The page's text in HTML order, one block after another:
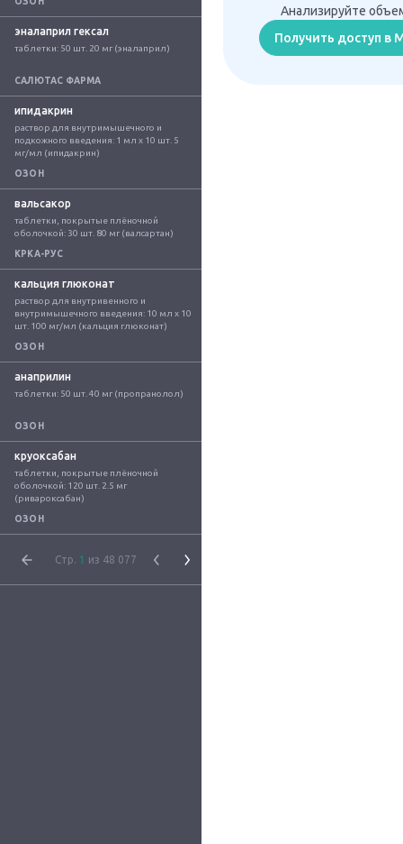
эналаприл гексал
таблетки: 50 шт. 20 мг (эналаприл)
САЛЮТАС ФАРМА
ипидакрин
раствор для внутримышечного и
подкожного введения: 1 мл x 10 шт. 5
мг/мл (ипидакрин)
ОЗОН
вальсакор
таблетки, покрытые плёночной
оболочкой: 30 шт. 80 мг (валсартан)
КРКА-РУС
кальция глюконат
раствор для внутривенного и
внутримышечного введения: 10 мл x 10
шт. 100 мг/мл (кальция глюконат)
ОЗОН
анаприлин
таблетки: 50 шт. 40 мг (пропранолол)
ОЗОН
круоксабан
таблетки, покрытые плёночной
оболочкой: 120 шт. 2.5 мг
(ривароксабан)
ОЗОН
Стр. 1 из 48 077
Анализируйте
Получить доступ в